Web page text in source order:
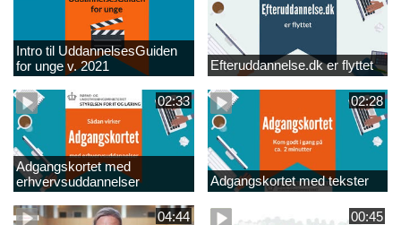
Intro til UddannelsesGuiden
for unge v. 2021
Efteruddannelse.dk er flyttet
02:33
Adgangskortet med
erhvervsuddannelser
02:28
Adgangskortet med tekster
04:44 00:45